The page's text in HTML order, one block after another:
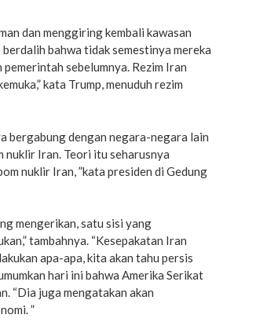
dan menggiring kembali kawasan
bahwa tidak semestinya mereka
sebelumnya. Rezim Iran
kata Trump, menuduh rezim
bergabung dengan negara-negara lain
nuklir Iran. Teori itu seharusnya
nuklir Iran, ”kata presiden di Gedung
mengerikan, satu sisi yang
tambahnya. “Kesepakatan Iran
apa-apa, kita akan tahu persis
hari ini bahwa Amerika Serikat
“Dia juga mengatakan akan
”